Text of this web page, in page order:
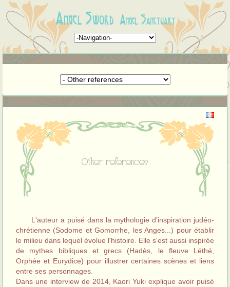
Angel Sword Angel Sanctuary
Other references
L'auteur a puisé dans la mythologie d'inspiration judéo-
chrétienne (Sodome et Gomorrhe, les Anges...) pour établir
le milieu dans lequel évolue l'histoire. Elle s'est aussi inspirée
de mythes bibliques et grecs (Hadès, le fleuve Léthé,
Orphée et Eurydice) pour illustrer certaines scènes et liens
entre ses personnages.
Dans une interview de 2014, Kaori Yuki explique avoir puisé